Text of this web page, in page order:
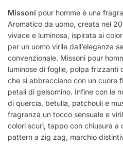
Missoni pour homme è una
Aromatico da uomo, creata nel
vivace e luminosa, ispirata ai
per un uomo virile dall’eleganza
convenzionale. Missoni pour
luminose di foglie, polpa frizzanti
che si abbracciano con un cuore
petali di gelsomino. Infine con le
di quercia, betulla, patchouli e
fragranza un tocco sensuale e
colori scuri, tappo con chiusura a
pattern a zig zag, marchio